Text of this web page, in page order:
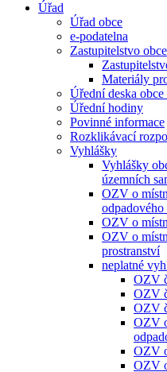
Úřad
Úřad obce
e-podatelna
Zastupitelstvo obce
Materiály
Úřední deska
Úřední hodiny
Povinné informace
Rozklikávací
Vyhlášky
Vyhlášky
územních
OZV o
OZV o
OZV o
prostranství
neplatné
OZV
OZV
OZV
OZV
OZV
OZV